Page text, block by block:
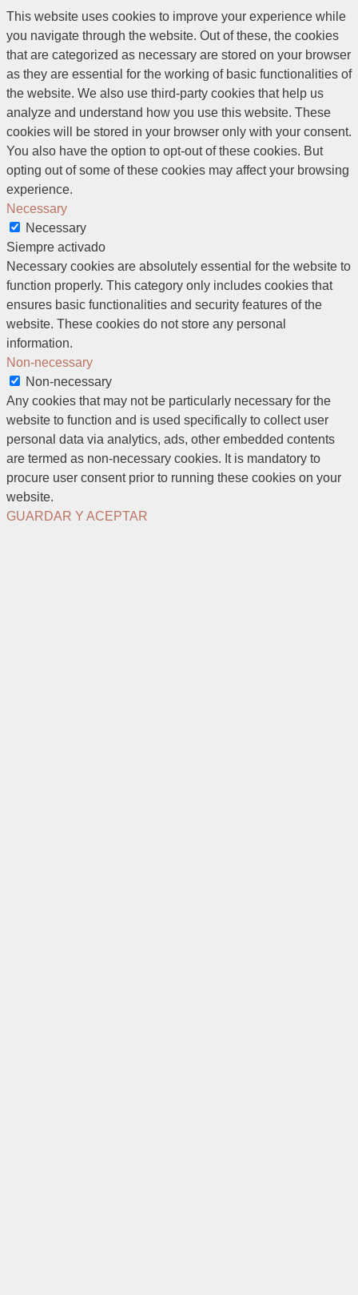
This website uses cookies to improve your experience while
you navigate through the website. Out of these, the cookies
that are categorized as necessary are stored on your browser
as they are essential for the working of basic functionalities of
the website. We also use third-party cookies that help us
analyze and understand how you use this website. These
cookies will be stored in your browser only with your consent.
You also have the option to opt-out of these cookies. But
opting out of some of these cookies may affect your browsing
experience.
Necessary
Necessary
Siempre activado
Necessary cookies are absolutely essential for the website to
function properly. This category only includes cookies that
ensures basic functionalities and security features of the
website. These cookies do not store any personal
information.
Non-necessary
Non-necessary
Any cookies that may not be particularly necessary for the
website to function and is used specifically to collect user
personal data via analytics, ads, other embedded contents
are termed as non-necessary cookies. It is mandatory to
procure user consent prior to running these cookies on your
website.
GUARDAR Y ACEPTAR